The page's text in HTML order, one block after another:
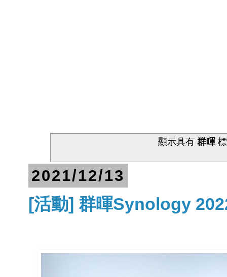
顯示具有 群暉
2021/12/13
[活動] 群暉Synology